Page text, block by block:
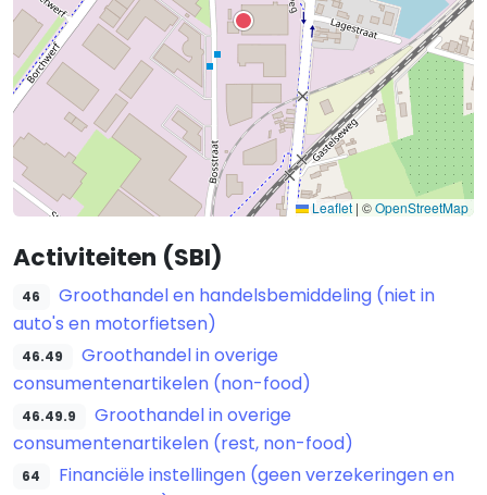
Leaflet | ©OpenStreetMap
Activiteiten (SBI)
46
Groothandel en handelsbemiddeling (niet in
auto's en motorfietsen)
46.49
Groothandel in overige
consumentenartikelen (non-food)
46.49.9
Groothandel in overige
consumentenartikelen (rest, non-food)
64
Financiële instellingen (geen verzekeringen en